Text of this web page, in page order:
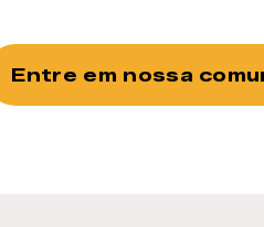
Entre em nossa